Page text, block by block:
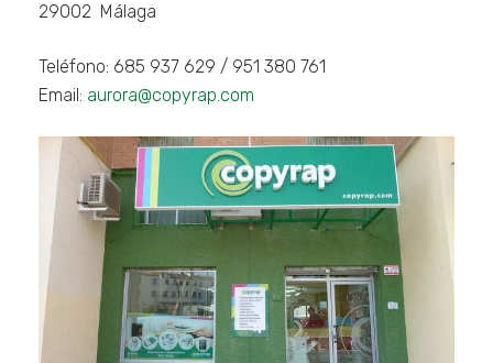
29002 Málaga
Teléfono: 685 937 629 / 951 380 761
Email: aurora@copyrap.com